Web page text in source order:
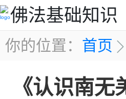
佛法基础知识
你的位置： 首页
《认识南